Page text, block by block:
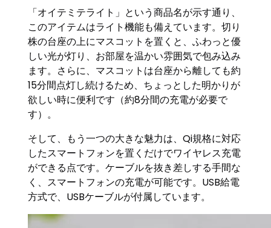
「オイテミテライト」という商品名が示す通り、
このアイテムはライト機能も備えています。切り
株の台座の上にマスコットを置くと、ふわっと優
しい光が灯り、お部屋を温かい雰囲気で包み込み
ます。さらに、マスコットは台座から離しても約
15分間点灯し続けるため、ちょっとした明かりが
欲しい時に便利です（約8分間の充電が必要で
す）。
そして、もう一つの大きな魅力は、Qi規格に対応
したスマートフォンを置くだけでワイヤレス充電
ができる点です。ケーブルを抜き差しする手間な
く、スマートフォンの充電が可能です。USB給電
方式で、USBケーブルが付属しています。